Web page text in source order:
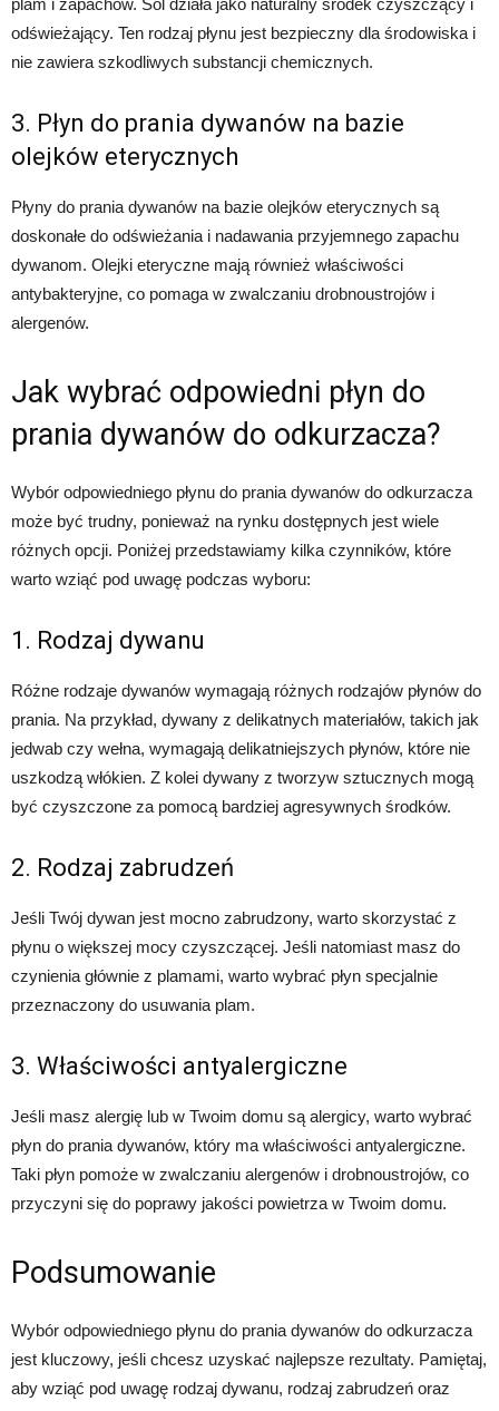
plam i zapachów. Sól działa jako naturalny środek czyszczący i
odświeżający. Ten rodzaj płynu jest bezpieczny dla środowiska i
nie zawiera szkodliwych substancji chemicznych.
3. Płyn do prania dywanów na bazie
olejków eterycznych
Płyny do prania dywanów na bazie olejków eterycznych są
doskonałe do odświeżania i nadawania przyjemnego zapachu
dywanom. Olejki eteryczne mają również właściwości
antybakteryjne, co pomaga w zwalczaniu drobnoustrojów i
alergenów.
Jak wybrać odpowiedni płyn do
prania dywanów do odkurzacza?
Wybór odpowiedniego płynu do prania dywanów do odkurzacza
może być trudny, ponieważ na rynku dostępnych jest wiele
różnych opcji. Poniżej przedstawiamy kilka czynników, które
warto wziąć pod uwagę podczas wyboru:
1. Rodzaj dywanu
Różne rodzaje dywanów wymagają różnych rodzajów płynów do
prania. Na przykład, dywany z delikatnych materiałów, takich jak
jedwab czy wełna, wymagają delikatniejszych płynów, które nie
uszkodzą włókien. Z kolei dywany z tworzyw sztucznych mogą
być czyszczone za pomocą bardziej agresywnych środków.
2. Rodzaj zabrudzeń
Jeśli Twój dywan jest mocno zabrudzony, warto skorzystać z
płynu o większej mocy czyszczącej. Jeśli natomiast masz do
czynienia głównie z plamami, warto wybrać płyn specjalnie
przeznaczony do usuwania plam.
3. Właściwości antyalergiczne
Jeśli masz alergię lub w Twoim domu są alergicy, warto wybrać
płyn do prania dywanów, który ma właściwości antyalergiczne.
Taki płyn pomoże w zwalczaniu alergenów i drobnoustrojów, co
przyczyni się do poprawy jakości powietrza w Twoim domu.
Podsumowanie
Wybór odpowiedniego płynu do prania dywanów do odkurzacza
jest kluczowy, jeśli chcesz uzyskać najlepsze rezultaty. Pamiętaj,
aby wziąć pod uwagę rodzaj dywanu, rodzaj zabrudzeń oraz